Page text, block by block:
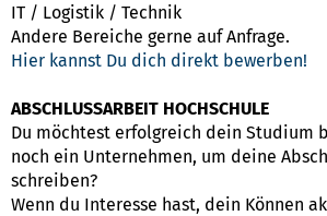
IT / Logistik / Technik
Andere Bereiche gerne auf Anfrage.
Hier kannst Du dich direkt bewerben!
ABSCHLUSSARBEIT HOCHSCHULE
Du möchtest erfolgreich dein Studium
noch ein Unternehmen, um deine
schreiben?
Wenn du Interesse hast, dein Können